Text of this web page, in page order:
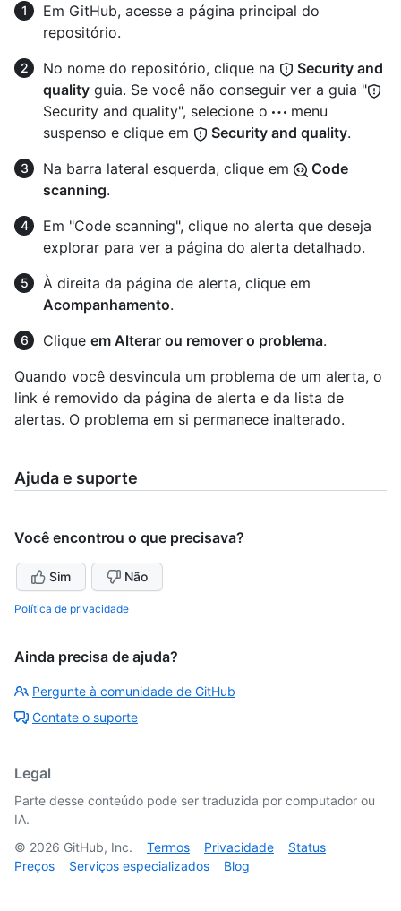
Em GitHub, acesse a página principal do
repositório.
No nome do repositório, clique na
Security and
quality guia. Se você não conseguir ver a guia "
Security and quality", selecione o
menu
suspenso e clique em
Security and quality.
Na barra lateral esquerda, clique em
Code
scanning.
Em "Code scanning", clique no alerta que deseja
explorar para ver a página do alerta detalhado.
À direita da página de alerta, clique em
Acompanhamento.
Clique em Alterar ou remover o problema.
Quando você desvincula um problema de um alerta, o
link é removido da página de alerta e da lista de
alertas. O problema em si permanece inalterado.
Ajuda e suporte
Você encontrou o que precisava?
Sim Não
Política de privacidade
Ainda precisa de ajuda?
Pergunte à comunidade de GitHub
Contate o suporte
Legal
Parte desse conteúdo pode ser traduzida por computador ou
IA.
© 2026 GitHub, Inc. Termos Privacidade
Status
Preços
Serviços especializados Blog